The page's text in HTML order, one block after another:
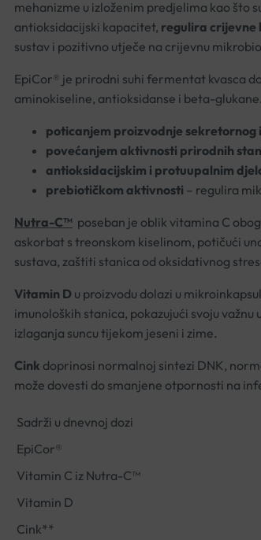
mehanizme u izloženim predjelima kao što
antioksidacijski kapacitet, regulira crijevne
sustav i pozitivno utječe na crijevnu
EpiCor® je prirodni suhi fermentat kvasca
aminokiseline, antioksidanse i beta-
poticanjem proizvodnje sekretornog
povećanjem aktivnosti prirodnih
antioksidacijskim i protuupalnim
prebiotičkom aktivnosti – regulira
Nutra-C™ poseban je oblik vitamina C
askorbat s treonskom kiselinom, potičući
sustava, zaštiti stanica od oksidativnog
Vitamin D u proizvodu dolazi u
imunoloških stanica, pokazujući svoju
izlaganja suncu tijekom jeseni i zime.
Cink doprinosi normalnoj sintezi DNK,
može dovesti do smanjene otpornosti na
Sadrži u dnevnoj dozi
EpiCor®
Vitamin C iz Nutra-C™
Vitamin D
Cink**